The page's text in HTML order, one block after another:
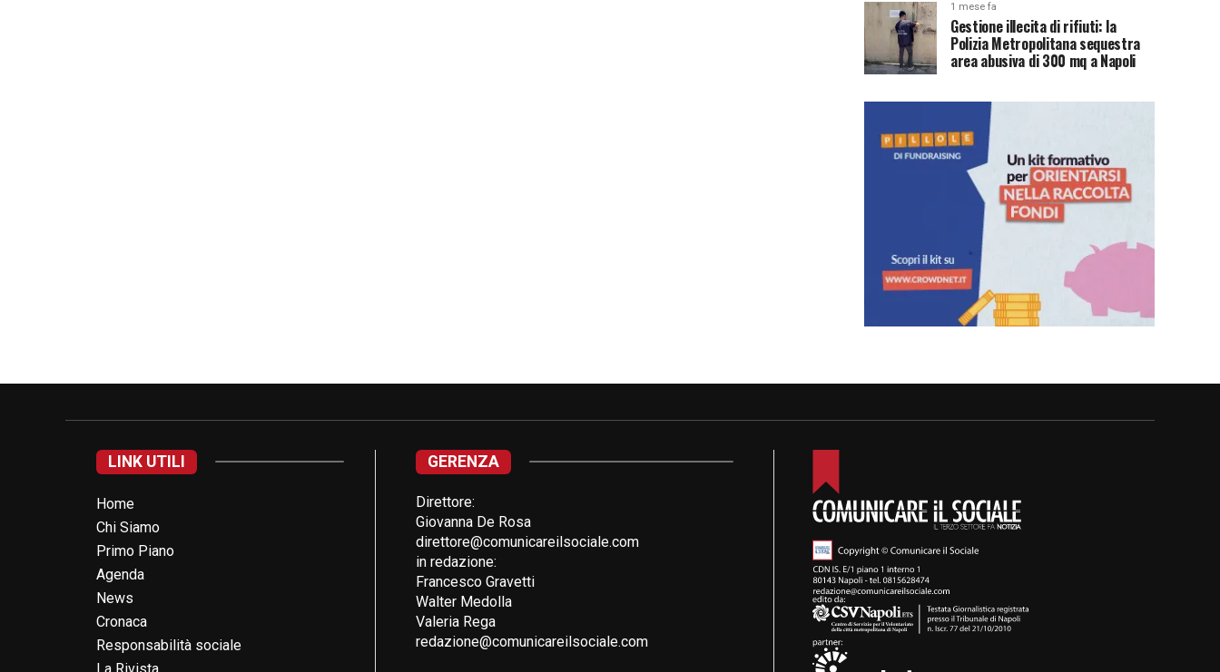
1 mese fa
Gestione illecita di rifiuti: la
Polizia Metropolitana sequestra
area abusiva di 300 mq a Napoli
LINK UTILI
Home
Chi Siamo
Primo Piano
Agenda
News
Cronaca
Responsabilità sociale
GERENZA
Direttore:
Giovanna De Rosa
direttore@comunicareilsociale.com
in redazione:
Francesco Gravetti
Walter Medolla
Valeria Rega
redazione@comunicareilsociale.com